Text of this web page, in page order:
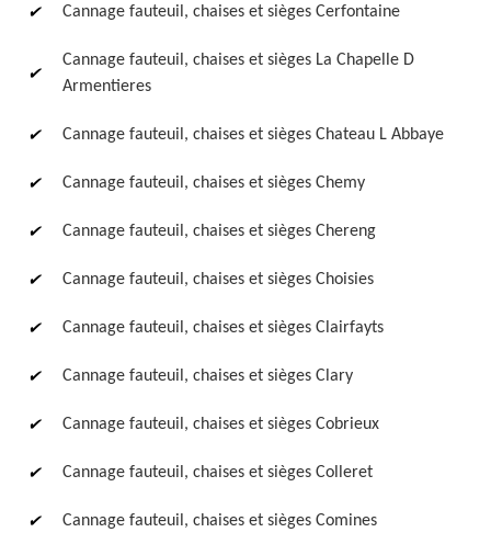
Cannage fauteuil, chaises et sièges Cerfontaine
Cannage fauteuil, chaises et sièges La Chapelle D
Armentieres
Cannage fauteuil, chaises et sièges Chateau L Abbaye
Cannage fauteuil, chaises et sièges Chemy
Cannage fauteuil, chaises et sièges Chereng
Cannage fauteuil, chaises et sièges Choisies
Cannage fauteuil, chaises et sièges Clairfayts
Cannage fauteuil, chaises et sièges Clary
Cannage fauteuil, chaises et sièges Cobrieux
Cannage fauteuil, chaises et sièges Colleret
Cannage fauteuil, chaises et sièges Comines